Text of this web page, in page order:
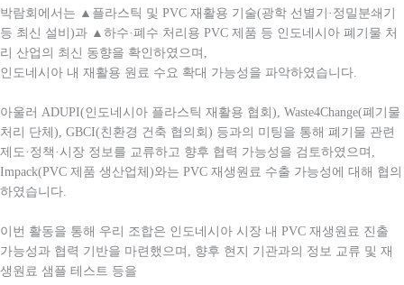
박람회에서는 ▲플라스틱 및 PVC 재활용 기술(광학 선별기·정밀분쇄기
등 최신 설비)과 ▲하수·폐수 처리용 PVC 제품 등 인도네시아 폐기물 처
리 산업의 최신 동향을 확인하였으며,
인도네시아 내 재활용 원료 수요 확대 가능성을 파악하였습니다.
아울러 ADUPI(인도네시아 플라스틱 재활용 협회), Waste4Change(폐기물
처리 단체), GBCI(친환경 건축 협의회) 등과의 미팅을 통해 폐기물 관련
제도·정책·시장 정보를 교류하고 향후 협력 가능성을 검토하였으며,
Impack(PVC 제품 생산업체)와는 PVC 재생원료 수출 가능성에 대해 협의
하였습니다.
이번 활동을 통해 우리 조합은 인도네시아 시장 내 PVC 재생원료 진출
가능성과 협력 기반을 마련했으며, 향후 현지 기관과의 정보 교류 및 재
생원료 샘플 테스트 등을